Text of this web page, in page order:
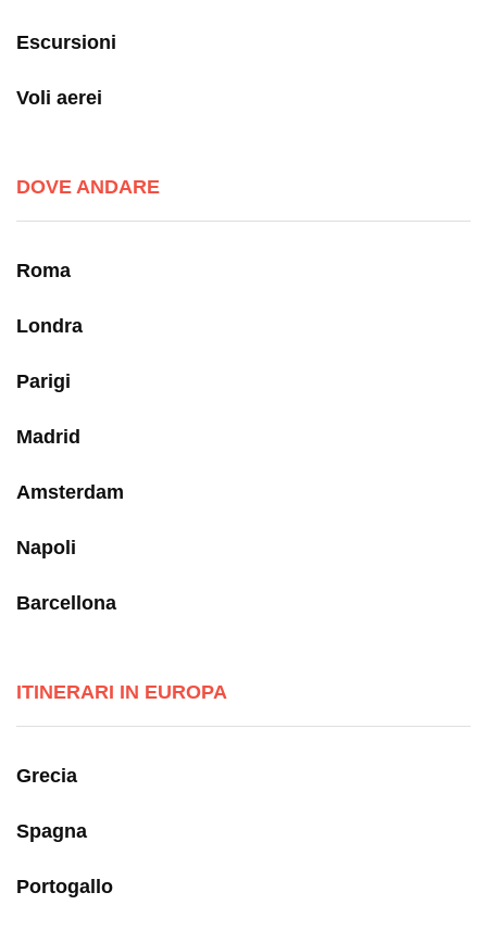
Escursioni
Voli aerei
DOVE ANDARE
Roma
Londra
Parigi
Madrid
Amsterdam
Napoli
Barcellona
ITINERARI IN EUROPA
Grecia
Spagna
Portogallo